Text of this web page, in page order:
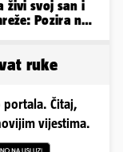
živi svoj san i
Pozira na
ruke
portala. Čitaj,
vijestima.